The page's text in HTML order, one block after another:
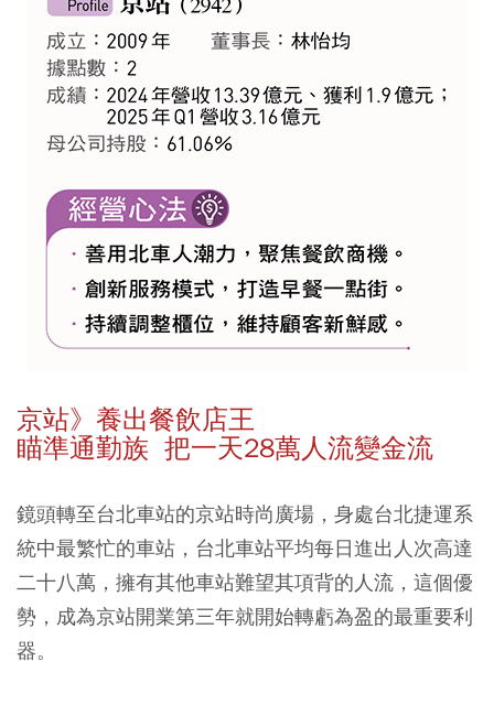
京站》養出餐飲店王
瞄準通勤族 把一天28萬人流變金流
鏡頭轉至台北車站的京站時尚廣場，身處台北捷運系
統中最繁忙的車站，台北車站平均每日進出人次高達
二十八萬，擁有其他車站難望其項背的人流，這個優
勢，成為京站開業第三年就開始轉虧為盈的最重要利
器。